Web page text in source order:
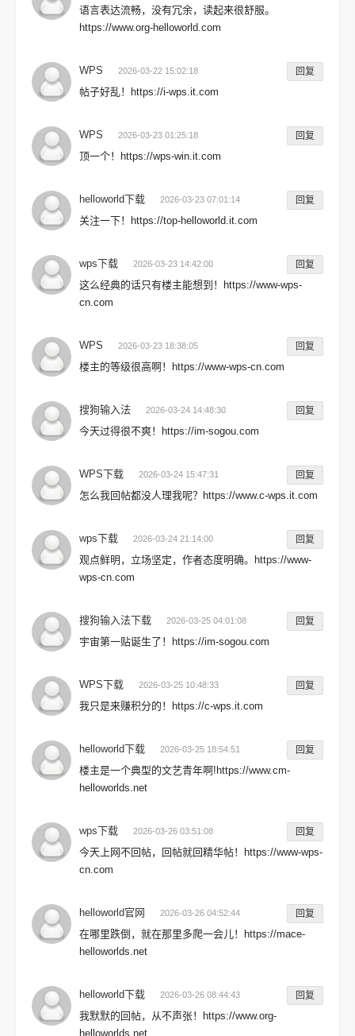
语言表达流畅，没有冗余，读起来很舒服。
https://www.org-helloworld.com
WPS 2026-03-22 15:02:18 回复
帖子好乱！https://i-wps.it.com
WPS 2026-03-23 01:25:18 回复
顶一个！https://wps-win.it.com
helloworld下载 2026-03-23 07:01:14 回复
关注一下！https://top-helloworld.it.com
wps下载 2026-03-23 14:42:00 回复
这么经典的话只有楼主能想到！https://www-wps-
cn.com
WPS 2026-03-23 18:38:05 回复
楼主的等级很高啊！https://www-wps-cn.com
搜狗输入法 2026-03-24 14:48:30 回复
今天过得很不爽！https://im-sogou.com
WPS下载 2026-03-24 15:47:31 回复
怎么我回帖都没人理我呢？https://www.c-wps.it.com
wps下载 2026-03-24 21:14:00 回复
观点鲜明，立场坚定，作者态度明确。https://www-
wps-cn.com
搜狗输入法下载 2026-03-25 04:01:08 回复
宇宙第一贴诞生了！https://im-sogou.com
WPS下载 2026-03-25 10:48:33 回复
我只是来赚积分的！https://c-wps.it.com
helloworld下载 2026-03-25 18:54:51 回复
楼主是一个典型的文艺青年啊!https://www.cm-
helloworlds.net
wps下载 2026-03-26 03:51:08 回复
今天上网不回帖，回帖就回精华帖！https://www-wps-
cn.com
helloworld官网 2026-03-26 04:52:44 回复
在哪里跌倒，就在那里多爬一会儿！https://mace-
helloworlds.net
helloworld下载 2026-03-26 08:44:43 回复
我默默的回帖，从不声张！https://www.org-
helloworlds.net